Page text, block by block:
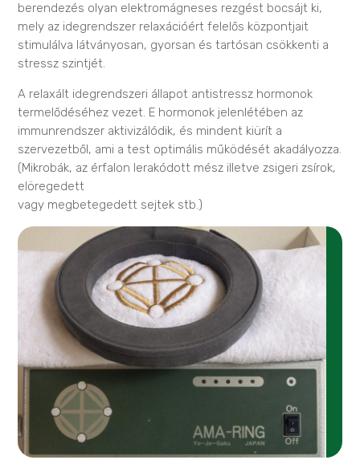
berendezés olyan elektromágneses rezgést bocsájt ki,
mely az idegrendszer relaxációért felelős központjait
stimulálva látványosan, gyorsan és tartósan csökkenti a
stressz szintjét.
A relaxált idegrendszeri állapot antistressz hormonok
termelődéséhez vezet. E hormonok jelenlétében az
immunrendszer aktivizálódik, és mindent kiürít a
szervezetből, ami a test optimális működését akadályozza.
(Mikrobák, az érfalon lerakódott mész illetve zsigeri zsírok,
elöregedett
vagy megbetegedett sejtek stb.)